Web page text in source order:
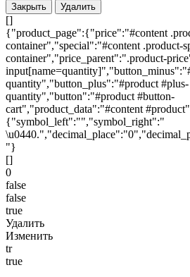
Закрыть Удалить
[]
{"product_page":{"price":"#content
container","special":"#content .product-
container","price_parent":".product-
quantity","button_plus":"#product #plus-
quantity","button":"#product #button-
cart","product_data":"#content
{"symbol_left":"","symbol_right":"
"}
[]
0
false
false
true
Удалить
Изменить
tr
true